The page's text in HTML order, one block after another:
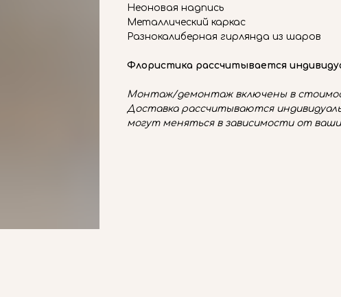
Неоновая надпись
Металлический каркас
Разнокалиберная гирлянда из шаров
Флористика рассчитывается
Монтаж/демонтаж включены в
Доставка рассчитываются
могут меняться в зависимости от